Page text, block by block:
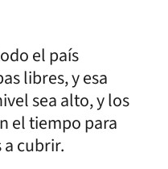
el país
libres, y esa
sea alto, y los
el tiempo para
cubrir.